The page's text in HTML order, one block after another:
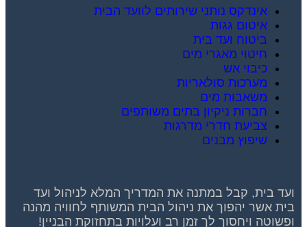
אינדקס נותני שירותים לוועד הבית
איטום גגות
ביטוח ועד בית
חיטוי מאגרי מים
כיבוי אש
מערכות סולאריות
משאבות מים
חברות ניקיון בתים משותפים
צביעת חדרי מדרגות
שיפוץ מבנים
ועד בית, קבל במתנה את המדריך המלא לניהול ועד
בית אשר יהפוך את ניהול הבית המשותף לחוויה מהנה
ופשוטה ויחסוך לך זמן רב ועלויות בתחזוקת הבניין!